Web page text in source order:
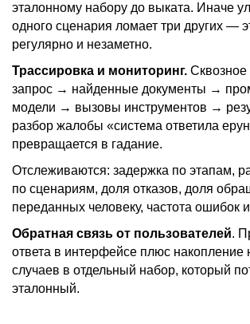
эталонному набору до выката. Иначе
одного сценария ломает три других —
регулярно и незаметно.
Трассировка и мониторинг. Сквозное
запрос → найденные документы →
модели → вызовы инструментов →
разбор жалобы «система ответила
превращается в гадание.
Отслеживаются: задержка по этапам,
по сценариям, доля отказов, доля
переданных человеку, частота ошибок
Обратная связь от пользователей.
ответа в интерфейсе плюс накопление
случаев в отдельный набор, который
эталонный.